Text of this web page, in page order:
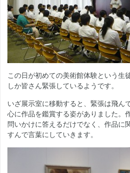
この日が初めての美術館体験という生
しか皆さん緊張しているようです。
いざ展示室に移動すると、緊張は飛ん
心に作品を鑑賞する姿がありました。
問いかけに答えるだけでなく、作品に
すんで言葉にしていきます。